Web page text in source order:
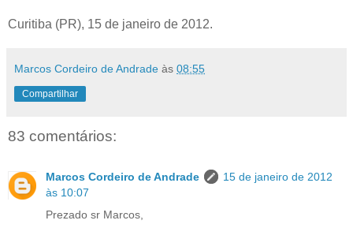
Curitiba (PR), 15 de janeiro de 2012.
Marcos Cordeiro de Andrade às 08:55
Compartilhar
83 comentários:
Marcos Cordeiro de Andrade
15 de janeiro de 2012
às 10:07
Prezado sr Marcos,